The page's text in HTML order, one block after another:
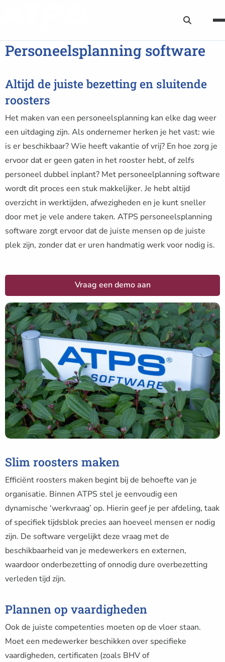
Zoekknop
Personeelsplanning software
Altijd de juiste bezetting en sluitende
roosters
Het maken van een personeelsplanning kan elke dag weer
een uitdaging zijn. Als ondernemer herken je het vast: wie
is er beschikbaar? Wie heeft vakantie of vrij? En hoe zorg je
ervoor dat er geen gaten in het rooster hebt, of zelfs
personeel dubbel inplant? Met personeelplanning software
wordt dit proces een stuk makkelijker. Je hebt altijd
overzicht in werktijden, afwezigheden en je kunt sneller
door met je vele andere taken. ATPS personeelsplanning
software zorgt ervoor dat de juiste mensen op de juiste
plek zijn, zonder dat er uren handmatig werk voor nodig is.
Vraag een demo aan
Slim roosters maken
Efficiënt roosters maken begint bij de behoefte van je
organisatie. Binnen ATPS stel je eenvoudig een
dynamische ‘werkvraag’ op. Hierin geef je per afdeling, taak
of specifiek tijdsblok precies aan hoeveel mensen er nodig
zijn. De software vergelijkt deze vraag met de
beschikbaarheid van je medewerkers en externen,
waardoor onderbezetting of onnodig dure overbezetting
verleden tijd zijn.
Plannen op vaardigheden
Ook de juiste competenties moeten op de vloer staan.
Moet een medewerker beschikken over specifieke
vaardigheden, certificaten (zoals BHV of